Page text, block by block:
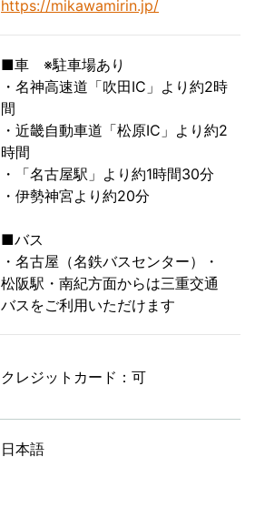
https://mikawamirin.jp/
■車 ※駐車場あり
・名神高速道「吹田IC」より約2時
間
・近畿自動車道「松原IC」より約2
時間
・「名古屋駅」より約1時間30分
・伊勢神宮より約20分
■バス
・名古屋（名鉄バスセンター）・
松阪駅・南紀方面からは三重交通
バスをご利用いただけます
クレジットカード：可
日本語